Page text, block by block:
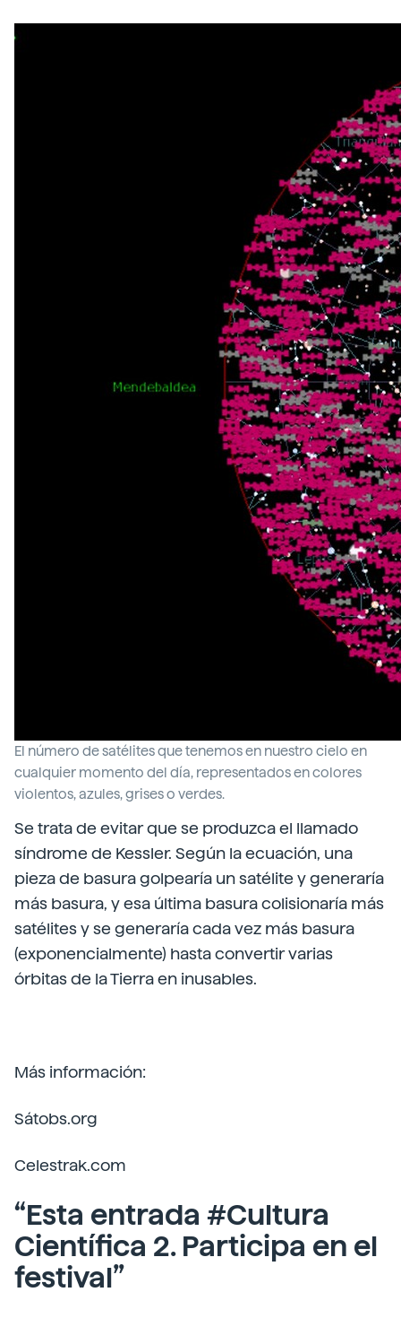
El número de satélites que tenemos en nuestro cielo en
cualquier momento del día, representados en colores
violentos, azules, grises o verdes.
Se trata de evitar que se produzca el llamado
síndrome de Kessler. Según la ecuación, una
pieza de basura golpearía un satélite y generaría
más basura, y esa última basura colisionaría más
satélites y se generaría cada vez más basura
(exponencialmente) hasta convertir varias
órbitas de la Tierra en inusables.
Más información:
Sátobs.org
Celestrak.com
“Esta entrada #Cultura
Científica 2. Participa en el
festival”